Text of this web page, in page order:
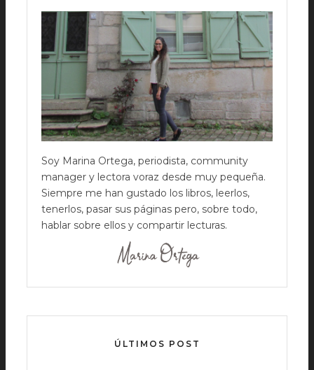
Soy Marina Ortega, periodista, community
manager y lectora voraz desde muy pequeña.
Siempre me han gustado los libros, leerlos,
tenerlos, pasar sus páginas pero, sobre todo,
hablar sobre ellos y compartir lecturas.
ÚLTIMOS POST